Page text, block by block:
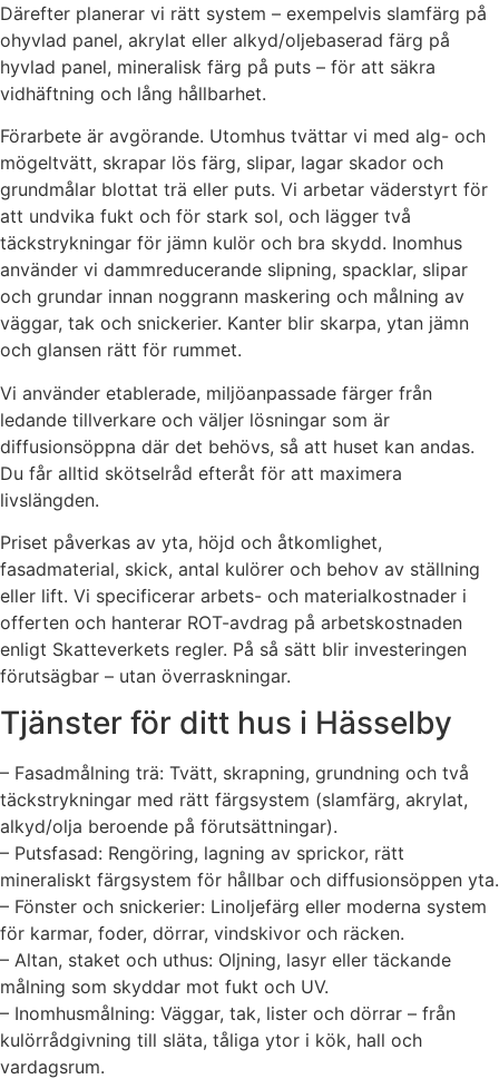
Därefter planerar vi rätt system – exempelvis slamfärg på
ohyvlad panel, akrylat eller alkyd/oljebaserad färg på
hyvlad panel, mineralisk färg på puts – för att säkra
vidhäftning och lång hållbarhet.
Förarbete är avgörande. Utomhus tvättar vi med alg- och
mögeltvätt, skrapar lös färg, slipar, lagar skador och
grundmålar blottat trä eller puts. Vi arbetar väderstyrt för
att undvika fukt och för stark sol, och lägger två
täckstrykningar för jämn kulör och bra skydd. Inomhus
använder vi dammreducerande slipning, spacklar, slipar
och grundar innan noggrann maskering och målning av
väggar, tak och snickerier. Kanter blir skarpa, ytan jämn
och glansen rätt för rummet.
Vi använder etablerade, miljöanpassade färger från
ledande tillverkare och väljer lösningar som är
diffusionsöppna där det behövs, så att huset kan andas.
Du får alltid skötselråd efteråt för att maximera
livslängden.
Priset påverkas av yta, höjd och åtkomlighet,
fasadmaterial, skick, antal kulörer och behov av ställning
eller lift. Vi specificerar arbets- och materialkostnader i
offerten och hanterar ROT-avdrag på arbetskostnaden
enligt Skatteverkets regler. På så sätt blir investeringen
förutsägbar – utan överraskningar.
Tjänster för ditt hus i Hässelby
– Fasadmålning trä: Tvätt, skrapning, grundning och två
täckstrykningar med rätt färgsystem (slamfärg, akrylat,
alkyd/olja beroende på förutsättningar).
– Putsfasad: Rengöring, lagning av sprickor, rätt
mineraliskt färgsystem för hållbar och diffusionsöppen yta.
– Fönster och snickerier: Linoljefärg eller moderna system
för karmar, foder, dörrar, vindskivor och räcken.
– Altan, staket och uthus: Oljning, lasyr eller täckande
målning som skyddar mot fukt och UV.
– Inomhusmålning: Väggar, tak, lister och dörrar – från
kulörrådgivning till släta, tåliga ytor i kök, hall och
vardagsrum.